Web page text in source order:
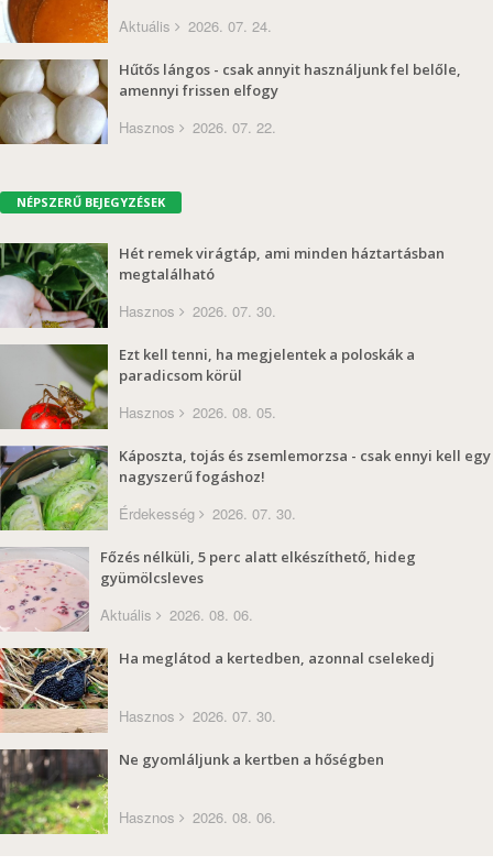
Aktuális 2026. 07. 24.
Hűtős lángos - csak annyit használjunk fel belőle,
amennyi frissen elfogy
Hasznos 2026. 07. 22.
NÉPSZERŰ BEJEGYZÉSEK
Hét remek virágtáp, ami minden háztartásban
megtalálható
Hasznos 2026. 07. 30.
Ezt kell tenni, ha megjelentek a poloskák a
paradicsom körül
Hasznos 2026. 08. 05.
Káposzta, tojás és zsemlemorzsa - csak ennyi kell egy
nagyszerű fogáshoz!
Érdekesség 2026. 07. 30.
Főzés nélküli, 5 perc alatt elkészíthető, hideg
gyümölcsleves
Aktuális 2026. 08. 06.
Ha meglátod a kertedben, azonnal cselekedj
Hasznos 2026. 07. 30.
Ne gyomláljunk a kertben a hőségben
Hasznos 2026. 08. 06.